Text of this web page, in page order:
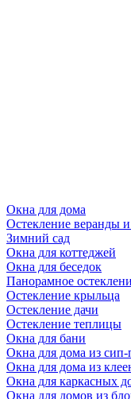
Окна для дома
Остекление веранды
Зимний сад
Окна для коттеджей
Окна для беседок
Панорамное
Остекление крыльца
Остекление дачи
Остекление теплицы
Окна для бани
Окна для дома из сип-
Окна для дома из
Окна для каркасных
Окна для домов из